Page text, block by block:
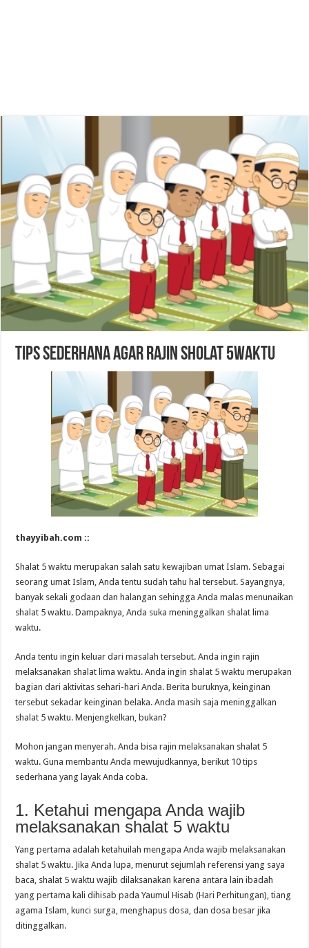
Tips sederhana agar rajin sholat 5waktu
thayyibah.com ::
Shalat 5 waktu merupakan salah satu kewajiban umat Islam. Sebagai
seorang umat Islam, Anda tentu sudah tahu hal tersebut. Sayangnya,
banyak sekali godaan dan halangan sehingga Anda malas menunaikan
shalat 5 waktu. Dampaknya, Anda suka meninggalkan shalat lima
waktu.
Anda tentu ingin keluar dari masalah tersebut. Anda ingin rajin
melaksanakan shalat lima waktu. Anda ingin shalat 5 waktu merupakan
bagian dari aktivitas sehari-hari Anda. Berita buruknya, keinginan
tersebut sekadar keinginan belaka. Anda masih saja meninggalkan
shalat 5 waktu. Menjengkelkan, bukan?
Mohon jangan menyerah. Anda bisa rajin melaksanakan shalat 5
waktu. Guna membantu Anda mewujudkannya, berikut 10 tips
sederhana yang layak Anda coba.
1. Ketahui mengapa Anda wajib
melaksanakan shalat 5 waktu
Yang pertama adalah ketahuilah mengapa Anda wajib melaksanakan
shalat 5 waktu. Jika Anda lupa, menurut sejumlah referensi yang saya
baca, shalat 5 waktu wajib dilaksanakan karena antara lain ibadah
yang pertama kali dihisab pada Yaumul Hisab (Hari Perhitungan), tiang
agama Islam, kunci surga, menghapus dosa, dan dosa besar jika
ditinggalkan.